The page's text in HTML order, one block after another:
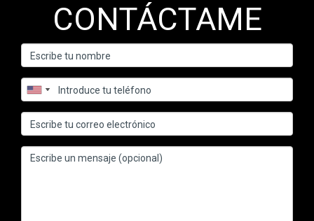
negociación.
¿Qué rol tiene la comunicación no verbal en la
negociación?
La comunicación no verbal, como el lenguaje corporal y la
expresión facial, puede influir enormemente en la percepción
de confianza y compromiso durante una negociación.
Mantener una postura abierta y un contacto visual adecuado
son elementos clave.
CONTÁCTAME